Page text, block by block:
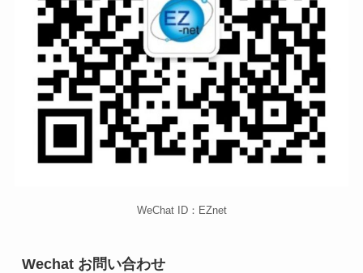
WeChat ID：EZnet
Wechat お問い合わせ